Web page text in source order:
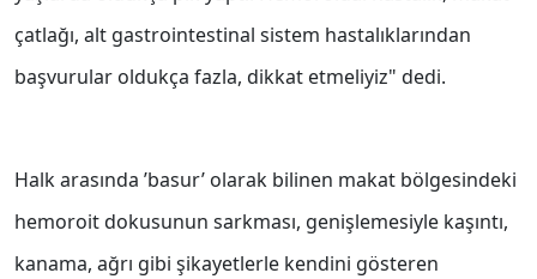
çatlağı, alt gastrointestinal sistem hastalıklarından
başvurular oldukça fazla, dikkat etmeliyiz" dedi.
Halk arasında ’basur’ olarak bilinen makat bölgesindeki
hemoroit dokusunun sarkması, genişlemesiyle kaşıntı,
kanama, ağrı gibi şikayetlerle kendini gösteren